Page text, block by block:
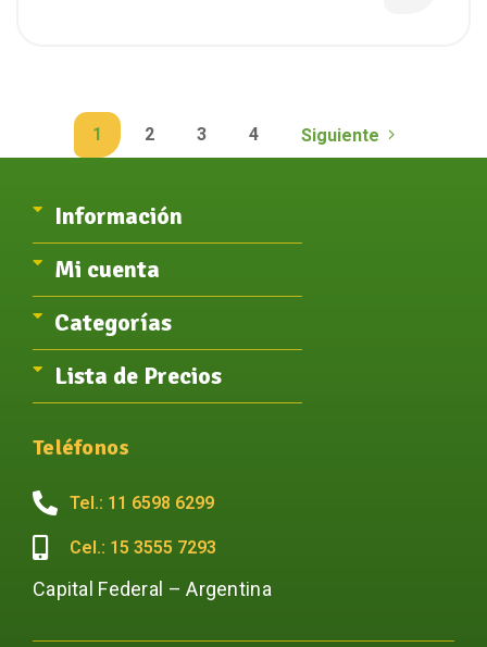
1 2 3 4 Siguiente
Información
Mi cuenta
Categorías
Lista de Precios
Teléfonos
Tel.: 11 6598 6299
Cel.: 15 3555 7293
Capital Federal – Argentina